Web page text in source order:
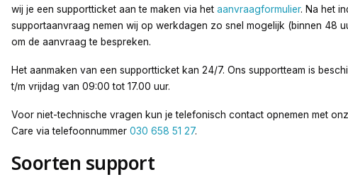
wij je een supportticket aan te maken via het aanvraagformulier. Na het
supportaanvraag nemen wij op werkdagen zo snel mogelijk (binnen 48
om de aanvraag te bespreken.
Het aanmaken van een supportticket kan 24/7. Ons supportteam is
t/m vrijdag van 09:00 tot 17.00 uur.
Voor niet-technische vragen kun je telefonisch contact opnemen met
Care via telefoonnummer 030 658 51 27.
Soorten support